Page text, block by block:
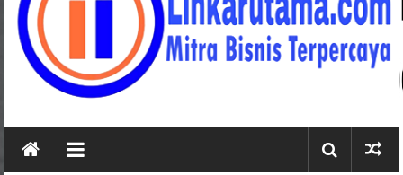
LINKARUTAMA.COM
Mitra